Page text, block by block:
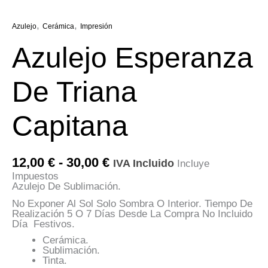
Azulejo, Cerámica, Impresión
Azulejo Esperanza
De Triana
Capitana
12,00 € - 30,00 €Rango
De
Precios:
Desde
12,00 €
Hasta
IVA Incluido Incluye
Impuestos
Azulejo De Sublimación.
No Exponer Al Sol Solo Sombra O Interior. Tiempo De
Realización 5 O 7 Días Desde La Compra No Incluido
Día Festivos.
Cerámica.
Sublimación.
Tinta.